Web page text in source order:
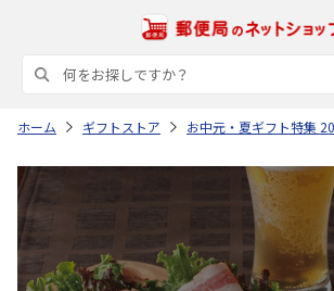
ホーム ギフトストア お中元・夏ギフト特集